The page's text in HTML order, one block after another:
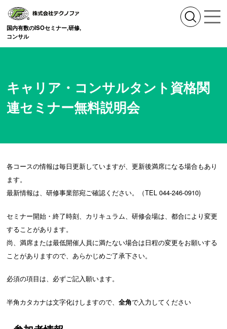
国内有数のISOセミナー,研修,
コンサル
キャリア・コンサルタント資格関
連セミナー無料説明会
各コースの情報は毎日更新していますが、更新後満席になる場合もあり
ます。
最新情報は、研修事業部宛ご確認ください。（TEL 044-246-0910)
セミナー開始・終了時刻、カリキュラム、研修会場は、都合により変更
することがあります。
尚、満席または最低開催人員に満たない場合は日程の変更をお願いする
ことがありますので、あらかじめご了承下さい。
必須の項目は、必ずご記入願います。
半角カタカナは文字化けしますので、 全角で入力してください